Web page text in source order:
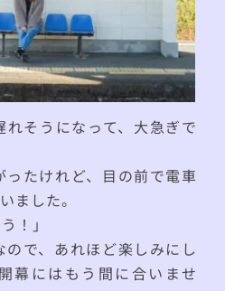
そうになって、大急ぎで
たけれど、目の前で電車
ました。
！」
で、あれほど楽しみにし
幕にはもう間に合いませ